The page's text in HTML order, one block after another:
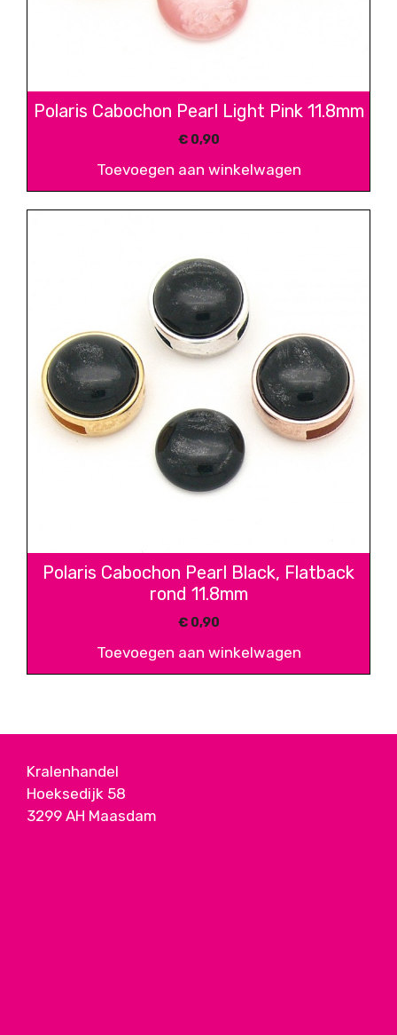
Polaris Cabochon Pearl Light Pink 11.8mm
€0,90
Toevoegen aan winkelwagen
Polaris Cabochon Pearl Black, Flatback
rond 11.8mm
€0,90
Toevoegen aan winkelwagen
Kralenhandel
Hoeksedijk 58
3299 AH Maasdam